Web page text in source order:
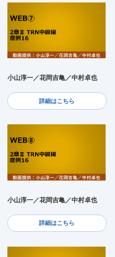
小山淳一／花岡吉亀／中村卓也
詳細はこちら
小山淳一／花岡吉亀／中村卓也
詳細はこちら